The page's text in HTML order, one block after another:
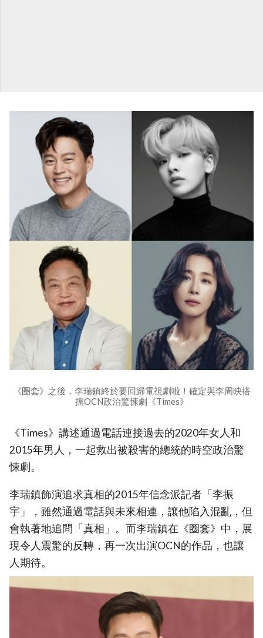
《圈套》之後，李瑞鎮終於要回歸電視劇啦！確定與李周映搭
擋OCN政治驚悚劇《Times》
《Times》講述通過電話連接過去的2020年女人和
2015年男人，一起救出被殺害的總統的時空政治驚
悚劇。
李瑞鎮飾演追求真相的2015年信念派記者「李振
宇」，雖然通過電話與未來相連，讓他陷入混亂，但
會執著地追問「真相」。而李瑞鎮在《圈套》中，展
現令人震驚的反轉，再一次出演OCN的作品，也讓
人期待。